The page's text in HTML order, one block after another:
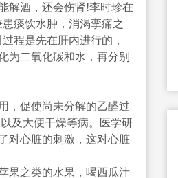
解酒，还会伤肾!李时珍在
痰饮水肿，消渴挛痛之
程是先在肝内进行的，
为二氧化碳和水，再分别
，促使尚未分解的乙醛过
及大便干燥等病。医学研
对心脏的刺激，这对心脏
果之类的水果，喝西瓜汁